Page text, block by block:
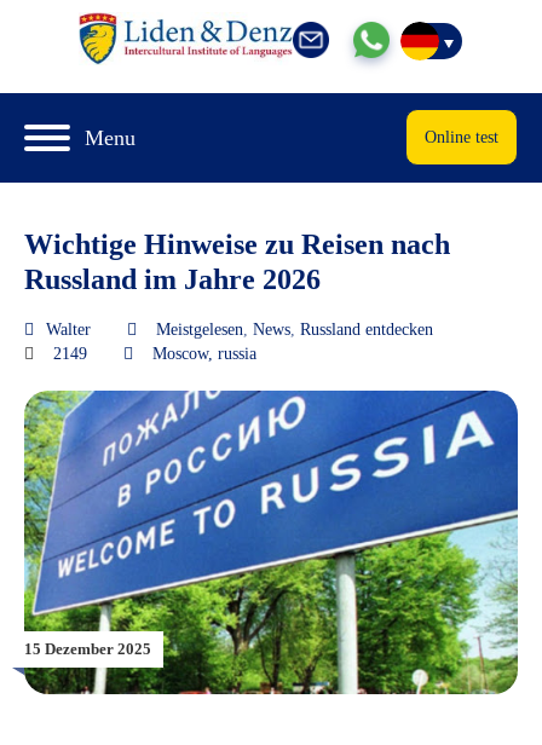
Menu Online test
Wichtige Hinweise zu Reisen nach
Russland im Jahre 2026
Walter Meistgelesen News Russland entdecken
2149
Moscow, russia
15 Dezember 2025